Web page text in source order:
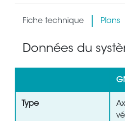
Fiche technique Plans
Données du
Type